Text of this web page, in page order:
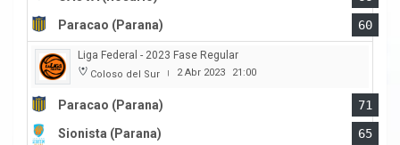
Paracao (Parana)
60
Liga Federal - 2023 Fase Regular
Coloso del Sur | 2 Abr 2023 21:00
Paracao (Parana)
71
Sionista (Parana)
65